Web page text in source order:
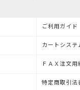
ご利用ガイド
カートシステ
ＦＡＸ注文用
特定商取引法